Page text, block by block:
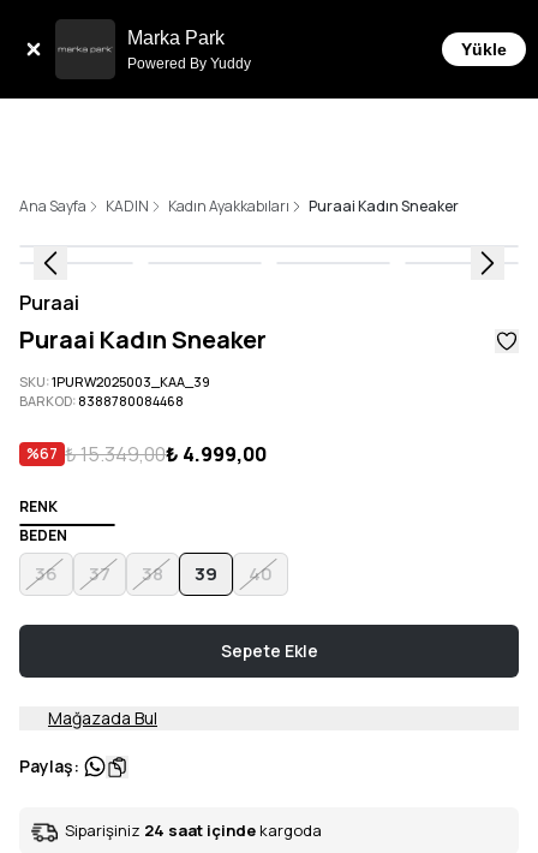
Marka Park
Powered By Yuddy
Yükle
Ana Sayfa KADIN Kadın Ayakkabıları Puraai Kadın Sneaker
Puraai
Puraai Kadın Sneaker
SKU:1PURW2025003_KAA_39
BARKOD: 8388780084468
%67 ₺ 15.349,00₺ 4.999,00
RENK
BEDEN
36 37 38 39 40
Sepete Ekle
Mağazada Bul
Paylaş:
Siparişiniz 24 saat içinde kargoda